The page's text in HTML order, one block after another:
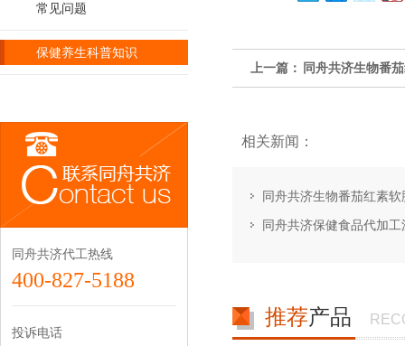
常见问题
保健养生科普知识
同舟共济代工热线
400-827-5188
投诉电话
上一篇： 同舟共济生物番
相关新闻：
同舟共济生物番茄红素
同舟共济保健食品代加工
推荐产品